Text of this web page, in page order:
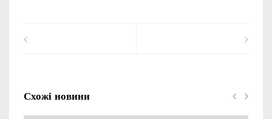
Схожі новини